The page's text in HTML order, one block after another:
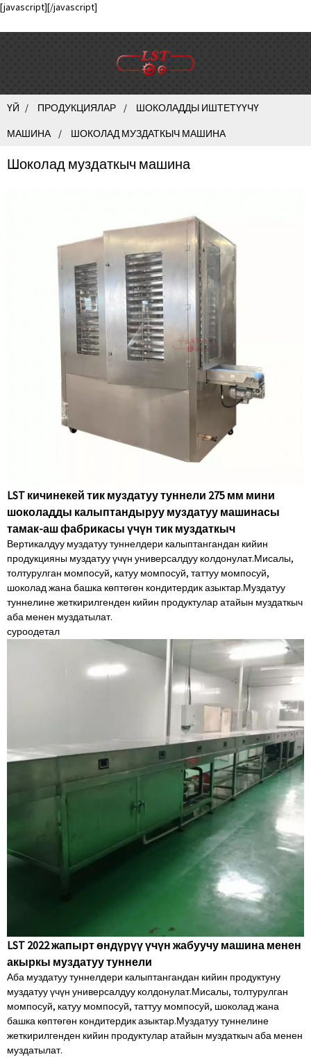
[javascript][/javascript]
ҮЙ ПРОДУКЦИЯЛАР ШОКОЛАДДЫ ИШТЕТҮҮЧҮ
МАШИНА ШОКОЛАД МУЗДАТКЫЧ МАШИНА
Шоколад муздаткыч машина
LST кичинекей тик муздатуу туннели 275 мм мини
шоколадды калыптандыруу муздатуу машинасы
тамак-аш фабрикасы үчүн тик муздаткыч
Вертикалдуу муздатуу туннелдери калыптангандан кийин
продукцияны муздатуу үчүн универсалдуу колдонулат.Мисалы,
толтурулган момпосуй, катуу момпосуй, таттуу момпосуй,
шоколад жана башка көптөгөн кондитердик азыктар.Муздатуу
туннелине жеткирилгенден кийин продуктулар атайын муздаткыч
аба менен муздатылат.
суроодетал
LST 2022 жапырт өндүрүү үчүн жабуучу машина менен
акыркы муздатуу туннели
Аба муздатуу туннелдери калыптангандан кийин продуктуну
муздатуу үчүн универсалдуу колдонулат.Мисалы, толтурулган
момпосуй, катуу момпосуй, таттуу момпосуй, шоколад жана
башка көптөгөн кондитердик азыктар.Муздатуу туннелине
жеткирилгенден кийин продуктулар атайын муздаткыч аба менен
муздатылат.